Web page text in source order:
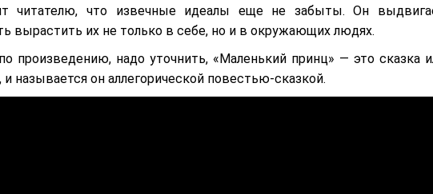
читателю, что извечные идеалы еще не забыты. Он
вырастить их не только в себе, но и в окружающих людях.
произведению, надо уточнить, «Маленький принц» — это сказка
называется он аллегорической повестью-сказкой.